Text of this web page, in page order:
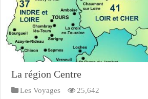
La région Centre
Les Voyages 25,642